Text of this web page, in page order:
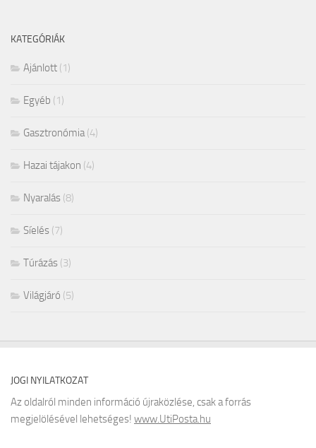
KATEGÓRIÁK
Ajánlott (1)
Egyéb (1)
Gasztronómia(4)
Hazai tájakon (4)
Nyaralás (8)
Síelés (7)
Túrázás (3)
Világjáró (5)
JOGI NYILATKOZAT
Az oldalról minden információ újraközlése, csak a forrás
megjelölésével lehetséges! www.UtiPosta.hu